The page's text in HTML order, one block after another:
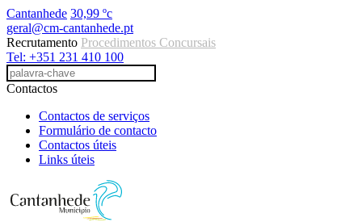
Cantanhede 30,99 ºc
geral@cm-cantanhede.pt
Recrutamento Procedimentos Concursais
Tel: +351 231 410 100
Contactos
Contactos de serviços
Formulário de contacto
Contactos úteis
Links úteis